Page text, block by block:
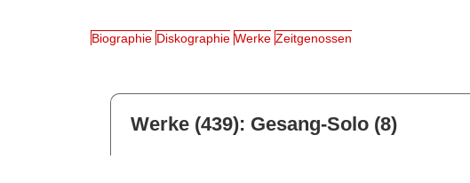
Biographie Diskographie Werke Zeitgenossen
Werke (439): Gesang-Solo (8)